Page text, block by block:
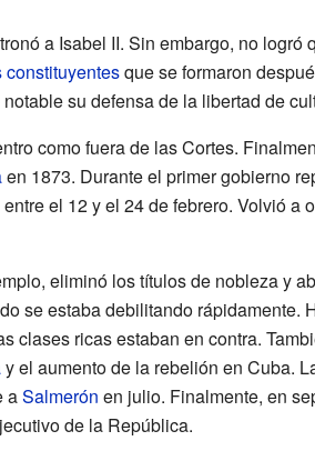
a Isabel II. Sin embargo, no logró
constituyentesque se formaron
su defensa de la libertad de
como fuera de las Cortes.
en 1873. Durante el primer gobierno
el 12 y el 24 de febrero. Volvió a
eliminó los títulos de nobleza y
se estaba debilitando rápidamente.
clases ricas estaban en contra.
y el aumento de la rebelión en Cuba.
aSalmerón en julio. Finalmente, en
de la República.